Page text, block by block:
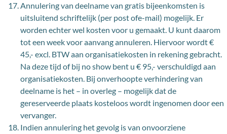
Annulering van deelname van gratis bijeenkomsten is
uitsluitend schriftelijk (per post ofe-mail) mogelijk. Er
worden echter wel kosten voor u gemaakt. U kunt daarom
tot een week voor aanvang annuleren. Hiervoor wordt €
45,- excl. BTW aan organisatiekosten in rekening gebracht.
Na deze tijd of bij no show bent u € 95,- verschuldigd aan
organisatiekosten. Bij onverhoopte verhindering van
deelname is het – in overleg – mogelijk dat de
gereserveerde plaats kosteloos wordt ingenomen door een
vervanger.
Indien annulering het gevolg is van onvoorziene